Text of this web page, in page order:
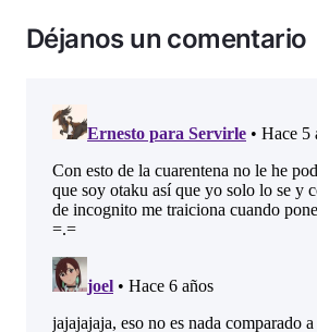
Déjanos un comentario